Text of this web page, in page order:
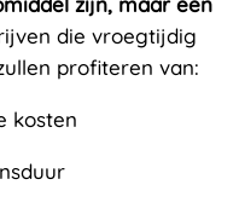
die vroegtijdig
profiteren van:
kosten